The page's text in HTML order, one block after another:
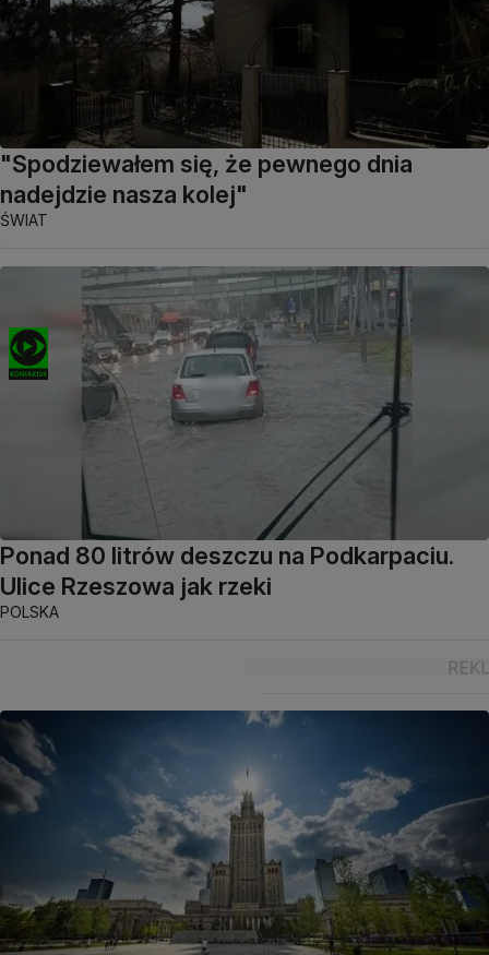
"Spodziewałem się, że pewnego dnia
nadejdzie nasza kolej"
ŚWIAT
Ponad 80 litrów deszczu na Podkarpaciu.
Ulice Rzeszowa jak rzeki
POLSKA